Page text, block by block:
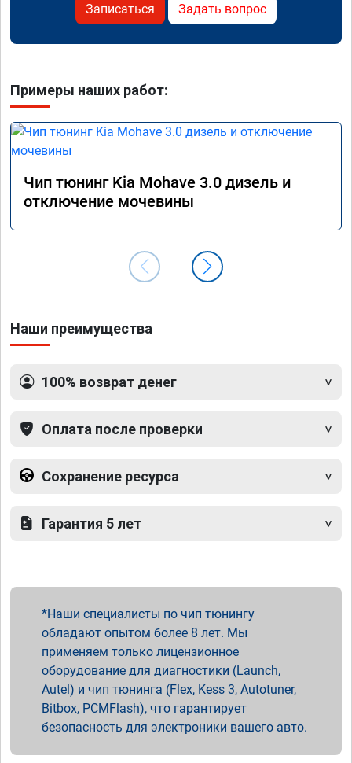
Записаться Задать вопрос
Примеры наших работ:
Чип тюнинг Kia Mohave 3.0 дизель и
отключение мочевины
Наши преимущества
100% возврат денег
Оплата после проверки
Сохранение ресурса
Гарантия 5 лет
Наши специалисты по чип тюнингу
обладают опытом более 8 лет. Мы
применяем только лицензионное
оборудование для диагностики (Launch,
Autel) и чип тюнинга (Flex, Kess 3, Autotuner,
Bitbox, PCMFlash), что гарантирует
безопасность для электроники вашего авто.